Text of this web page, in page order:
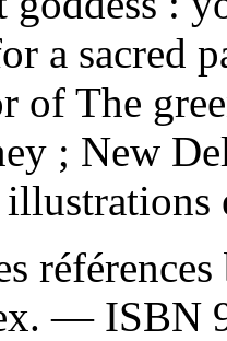
a sacred
of The
; New
— ISBN